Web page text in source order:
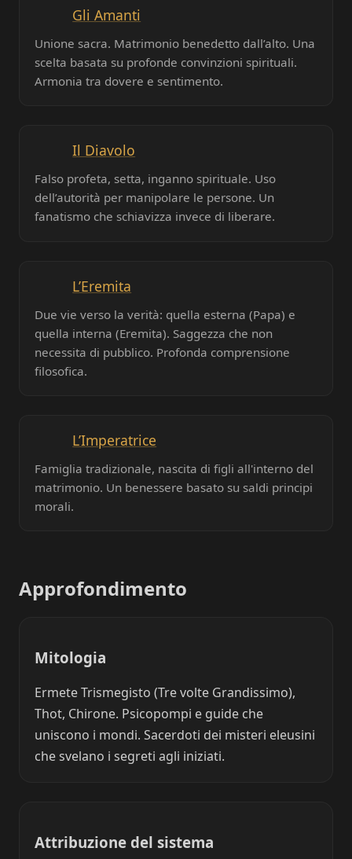
Gli Amanti
Unione sacra. Matrimonio benedetto dall’alto. Una
scelta basata su profonde convinzioni spirituali.
Armonia tra dovere e sentimento.
Il Diavolo
Falso profeta, setta, inganno spirituale. Uso
dell’autorità per manipolare le persone. Un
fanatismo che schiavizza invece di liberare.
L’Eremita
Due vie verso la verità: quella esterna (Papa) e
quella interna (Eremita). Saggezza che non
necessita di pubblico. Profonda comprensione
filosofica.
L’Imperatrice
Famiglia tradizionale, nascita di figli all'interno del
matrimonio. Un benessere basato su saldi principi
morali.
Approfondimento
Mitologia
Ermete Trismegisto (Tre volte Grandissimo),
Thot, Chirone. Psicopompi e guide che
uniscono i mondi. Sacerdoti dei misteri eleusini
che svelano i segreti agli iniziati.
Attribuzione del sistema